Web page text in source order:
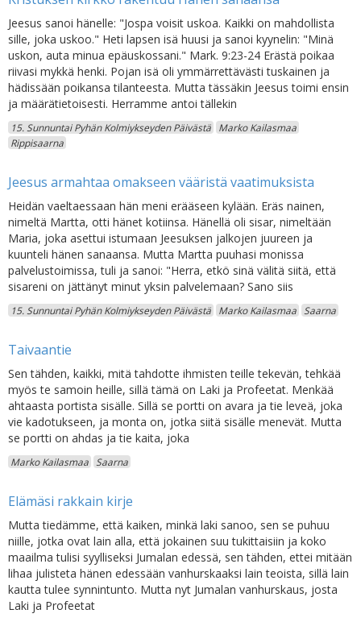
Jeesus sanoi hänelle: "Jospa voisit uskoa. Kaikki on mahdollista
sille, joka uskoo." Heti lapsen isä huusi ja sanoi kyynelin: "Minä
uskon, auta minua epäuskossani." Mark. 9:23-24 Erästä poikaa
riivasi mykkä henki. Pojan isä oli ymmärrettävästi tuskainen ja
hädissään poikansa tilanteesta. Mutta tässäkin Jeesus toimi ensin
ja määrätietoisesti. Herramme antoi tällekin
15. Sunnuntai Pyhän Kolmiykseyden Päivästä
Marko Kailasmaa
Rippisaarna
Jeesus armahtaa omakseen vääristä vaatimuksista
Heidän vaeltaessaan hän meni erääseen kylään. Eräs nainen,
nimeltä Martta, otti hänet kotiinsa. Hänellä oli sisar, nimeltään
Maria, joka asettui istumaan Jeesuksen jalkojen juureen ja
kuunteli hänen sanaansa. Mutta Martta puuhasi monissa
palvelustoimissa, tuli ja sanoi: "Herra, etkö sinä välitä siitä, että
sisareni on jättänyt minut yksin palvelemaan? Sano siis
15. Sunnuntai Pyhän Kolmiykseyden Päivästä Marko Kailasmaa Saarna
Taivaantie
Sen tähden, kaikki, mitä tahdotte ihmisten teille tekevän, tehkää
myös te samoin heille, sillä tämä on Laki ja Profeetat. Menkää
ahtaasta portista sisälle. Sillä se portti on avara ja tie leveä, joka
vie kadotukseen, ja monta on, jotka siitä sisälle menevät. Mutta
se portti on ahdas ja tie kaita, joka
Marko Kailasmaa Saarna
Elämäsi rakkain kirje
Mutta tiedämme, että kaiken, minkä laki sanoo, sen se puhuu
niille, jotka ovat lain alla, että jokainen suu tukittaisiin ja koko
maailma tulisi syylliseksi Jumalan edessä, sen tähden, ettei mitään
lihaa julisteta hänen edessään vanhurskaaksi lain teoista, sillä lain
kautta tulee synnintunto. Mutta nyt Jumalan vanhurskaus, josta
Laki ja Profeetat